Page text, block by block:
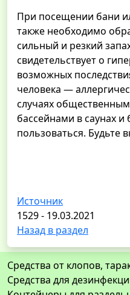
При посещении бани
также необходимо
сильный и резкий
свидетельствует о
возможных
человека —
случаях
бассейнами в саунах
пользоваться. Будьте
Источник
1529 - 19.03.2021
Назад в раздел
Средства от клопов,
Средства для